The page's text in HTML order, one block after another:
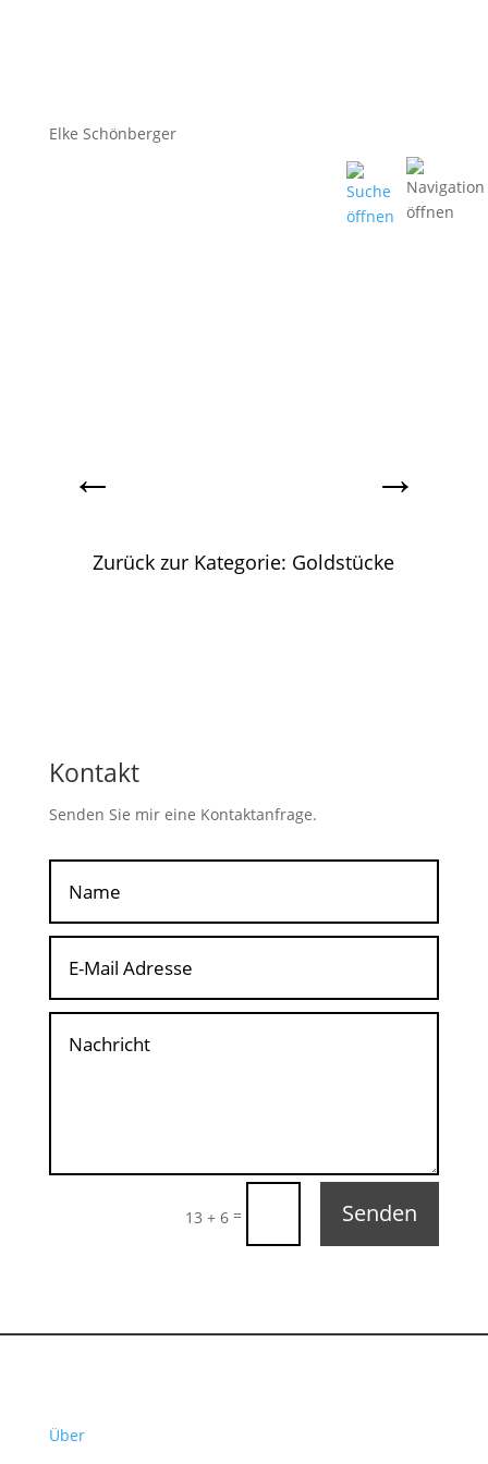
Elke Schönberger
← →
Zurück zur Kategorie: Goldstücke
Kontakt
Senden Sie mir eine Kontaktanfrage.
13 + 6 = Senden
Über